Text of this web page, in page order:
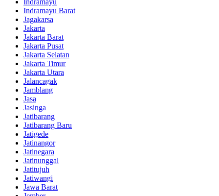
Indramayu
Indramayu Barat
Jagakarsa
Jakarta
Jakarta Barat
Jakarta Pusat
Jakarta Selatan
Jakarta Timur
Jakarta Utara
Jalancagak
Jamblang
Jasa
Jasinga
Jatibarang
Jatibarang Baru
Jatigede
Jatinangor
Jatinegara
Jatinunggal
Jatitujuh
Jatiwangi
Jawa Barat